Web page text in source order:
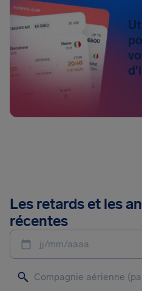
Les retards et les
récentes
jj/mm/aaaa